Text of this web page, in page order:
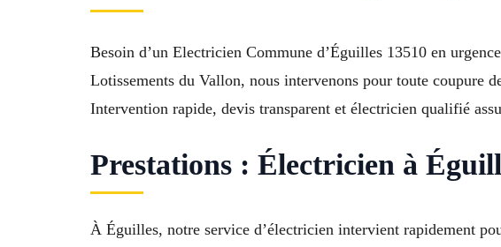
Besoin d’un Electricien Commune d’Éguilles 13510 en
Lotissements du Vallon, nous intervenons pour toute coupure
Intervention rapide, devis transparent et électricien qualifié
Prestations : Électricien à
À Éguilles, notre service d’électricien intervient rapidement